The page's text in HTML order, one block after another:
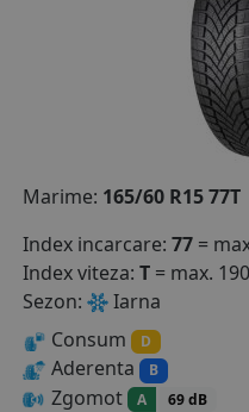
B2B -
CONT
CONTACT
0
Marime: 165/60 R15 77T
Index incarcare: 77 =
Index viteza: T = max.
Sezon:
Iarna
Consum
D
Aderenta B
Zgomot A 69 dB